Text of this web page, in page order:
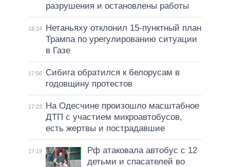
разрушения и остановлены работы
18:24
Нетаньяху отклонил 15-пунктный план
Трампа по урегулированию ситуации
в Газе
17:56
Сибига обратился к белорусам в
годовщину протестов
17:23
На Одесчине произошло масштабное
ДТП с участием микроавтобусов,
есть жертвы и пострадавшие
17:19
Рф атаковала автобус с 12
детьми и спасателей во